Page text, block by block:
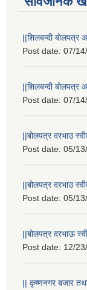
||शिलबन्दी बोलपत्र
Post date: 07/
||शिलबन्दी बोलपत्र
Post date: 07/
||बोलपत्र दरभाउ
Post date: 05/
||बोलपत्र दरभाउ
Post date: 05/
||बोलपत्र दरभाऊ
Post date: 12/
|| कृष्णनगर बजार तथा